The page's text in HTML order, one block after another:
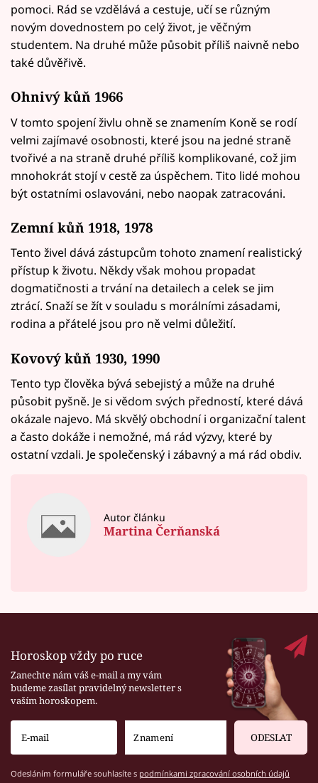
pomoci. Rád se vzdělává a cestuje, učí se různým
novým dovednostem po celý život, je věčným
studentem. Na druhé může působit příliš naivně nebo
také důvěřivě.
Ohnivý kůň 1966
V tomto spojení živlu ohně se znamením Koně se rodí
velmi zajímavé osobnosti, které jsou na jedné straně
tvořivé a na straně druhé příliš komplikované, což jim
mnohokrát stojí v cestě za úspěchem. Tito lidé mohou
být ostatními oslavováni, nebo naopak zatracováni.
Zemní kůň 1918, 1978
Tento živel dává zástupcům tohoto znamení realistický
přístup k životu. Někdy však mohou propadat
dogmatičnosti a trvání na detailech a celek se jim
ztrácí. Snaží se žít v souladu s morálními zásadami,
rodina a přátelé jsou pro ně velmi důležití.
Kovový kůň 1930, 1990
Tento typ člověka bývá sebejistý a může na druhé
působit pyšně. Je si vědom svých předností, které dává
okázale najevo. Má skvělý obchodní i organizační talent
a často dokáže i nemožné, má rád výzvy, které by
ostatní vzdali. Je společenský i zábavný a má rád obdiv.
Autor článku
Martina Čerňanská
Horoskop vždy po ruce
Zanechte nám váš e-mail a my vám
budeme zasílat pravidelný newsletter s
vaším horoskopem.
ODESLAT
Odesláním formuláře souhlasíte s podmínkami zpracování osobních údajů